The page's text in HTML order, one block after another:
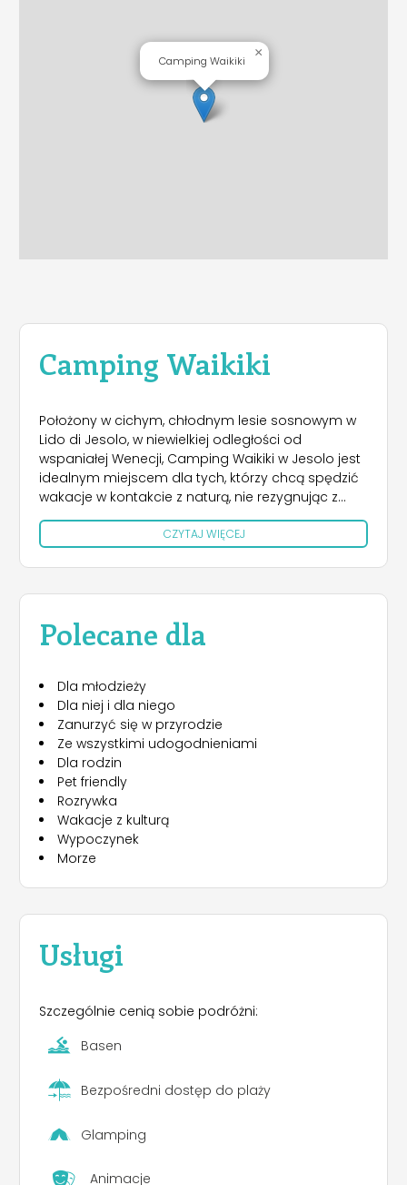
Camping Waikiki
Położony w cichym, chłodnym lesie sosnowym w
Lido di Jesolo, w niewielkiej odległości od
wspaniałej Wenecji, Camping Waikiki w Jesolo jest
idealnym miejscem dla tych, którzy chcą spędzić
wakacje w kontakcie z naturą, nie rezygnując z
komfortu. Zabawa dla całej rodziny, a nawet
czworonożni przyjaciele są mile widziani! Z
kempingu masz bezpośredni dostęp do szerokiej,
piaszczystej plaży, na której możesz zrelaksować
się w słońcu, wybrać się na długie spacery, bawić
Łagodnie opadająca woda morska jest idealna
dla dzieci. Plaża jest wyposażona lub bezpłatna
Parasole i leżaki można wypożyczyć za
dodatkową opłatą, a miejsce na plaży można
zarezerwować podczas pobytu. Plaża jest
nadzorowana przez ratownika. Nowa laguna z
miękką gumową powierzchnią wyposażona w
zjeżdżalnię i gry wodne zapewniające bezpieczną
rozrywkę dorosłym i dzieciom! Strefa relaksu z
leżakami (za dodatkową opłatą). Nasze baseny są
otwarte codziennie od 10:00 do 19:00 (poza
sezonem do 18:00).
CZYTAJ WIĘCEJ
Polecane dla
Dla młodzieży
Dla niej i dla niego
Zanurzyć się w przyrodzie
Ze wszystkimi udogodnieniami
Dla rodzin
Pet friendly
Rozrywka
Wakacje z kulturą
Wypoczynek
Morze
Usługi
Szczególnie cenią sobie podróżni:
Basen
Bezpośredni dostęp do plaży
Glamping
Animacje
Camping Waikiki
×